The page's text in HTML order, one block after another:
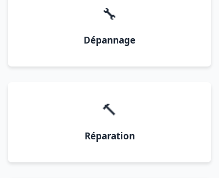
🔧
Dépannage
🔨
Réparation